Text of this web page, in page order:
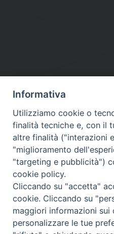
DIOCESI
Contatti:Tel.:
E-mail:
Orari: dal Lunedì al
Lunedì, Mercoledì e
Informativa
Utilizziamo cookie o
finalità tecniche e, con il
altre finalità ("interazioni
"miglioramento
"targeting e pubblicità")
cookie policy.
Cliccando su "accetta"
cookie. Cliccando su
maggiori informazioni
personalizzare le tue